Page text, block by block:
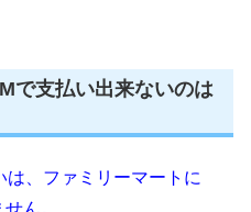
で支払い出来ないのは
、ファミリーマートに
ん。